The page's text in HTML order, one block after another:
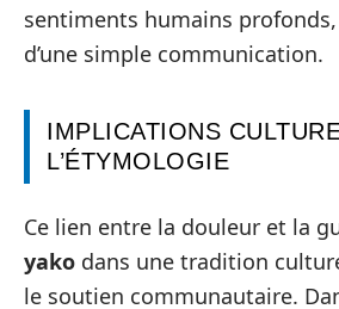
sentiments humains
d’une simple communication.
IMPLICATIONS
L’ÉTYMOLOGIE
Ce lien entre la douleur et la
yako dans une tradition
le soutien communautaire.